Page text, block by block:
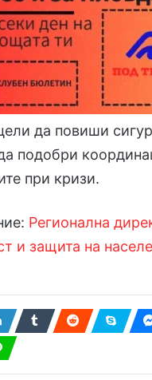
да повиши
подобри
при кризи.
Регионална
и защита на